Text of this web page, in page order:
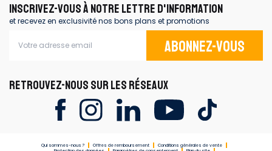
INSCRIVEZ-VOUS À NOTRE LETTRE D'INFORMATION
et recevez en exclusivité nos bons plans et promotions
Abonnez-vous
RETROUVEZ-NOUS SUR LES RÉSEAUX
Qui sommes-nous ? Offres de remboursement
Conditions générales de vente